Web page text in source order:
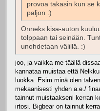
provoa takasin kun se
paljon :)
Onneks kisa-auton
tolppaan tai seinään.
unohdetaan välillä. :)
joo, ja vaikka me täällä
kannataa muistaa että
luokka. Esim minä olen
mekaanisesti yhden a.e./
tainnut muistaakseni kerran
irtosi. Bigbear on tainnut